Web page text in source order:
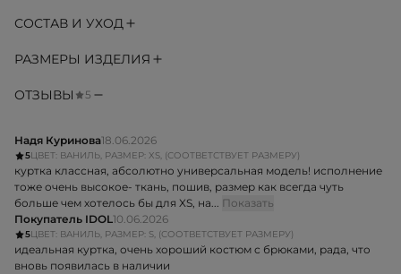
СОСТАВ И УХОД
РАЗМЕРЫ ИЗДЕЛИЯ
ОТЗЫВЫ 5
Надя Куринова18.06.2026
5ЦВЕТ: ВАНИЛЬ, РАЗМЕР: XS, (СООТВЕТСТВУЕТ РАЗМЕРУ)
куртка классная, абсолютно универсальная модель! исполнение
тоже очень высокое- ткань, пошив, размер как всегда чуть
больше чем хотелось бы для XS, на... Показать
Покупатель IDOL10.06.2026
5ЦВЕТ: ВАНИЛЬ, РАЗМЕР: S, (СООТВЕТСТВУЕТ РАЗМЕРУ)
идеальная куртка, очень хороший костюм с брюками, рада, что
вновь появилась в наличии